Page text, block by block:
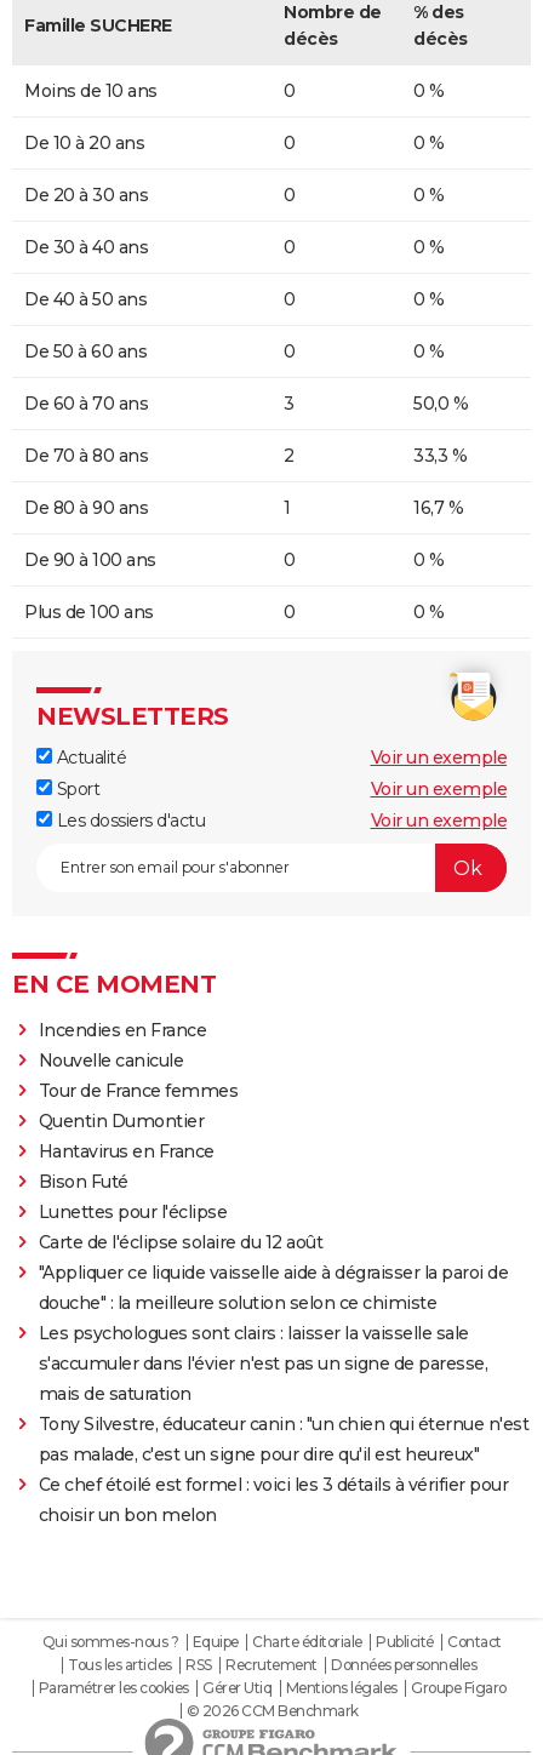
Famille SUCHERE
Nombre de
décès
% des
décès
Moins de 10 ans 0 0 %
De 10 à 20 ans 0 0 %
De 20 à 30 ans 0 0 %
De 30 à 40 ans 0 0 %
De 40 à 50 ans 0 0 %
De 50 à 60 ans 0 0 %
De 60 à 70 ans 3 50,0 %
De 70 à 80 ans 2 33,3 %
De 80 à 90 ans 1 16,7 %
De 90 à 100 ans 0 0 %
Plus de 100 ans 0 0 %
NEWSLETTERS
Actualité
Voir un exemple
Sport
Voir un exemple
Les dossiers d'actu
Voir un exemple
EN CE MOMENT
Incendies en France
Nouvelle canicule
Tour de France femmes
Quentin Dumontier
Hantavirus en France
Bison Futé
Lunettes pour l'éclipse
Carte de l'éclipse solaire du 12 août
"Appliquer ce liquide vaisselle aide à dégraisser la paroi de
douche" : la meilleure solution selon ce chimiste
Les psychologues sont clairs : laisser la vaisselle sale
s'accumuler dans l'évier n'est pas un signe de paresse,
mais de saturation
Tony Silvestre, éducateur canin : "un chien qui éternue n'est
pas malade, c'est un signe pour dire qu'il est heureux"
Ce chef étoilé est formel : voici les 3 détails à vérifier pour
choisir un bon melon
Qui sommes-nous ? Equipe Charte éditoriale Publicité
Contact
Tous les articles
RSS Recrutement
Données personnelles
Paramétrer les cookies
Gérer Utiq Mentions légales
Groupe Figaro
© 2026 CCM Benchmark